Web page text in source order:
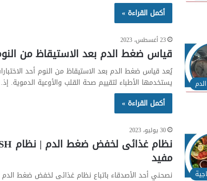
أكمل القراءة »
23 أغسطس، 2023
قياس ضغط الدم بعد الاستيقاظ من
يُعد قياس ضغط الدم بعد الاستيقاظ من النوم أحد
يستخدمها الأطباء لتقييم صحة القلب والأوعية الدموية.
أكمل القراءة »
30 يوليو، 2023
مفيد